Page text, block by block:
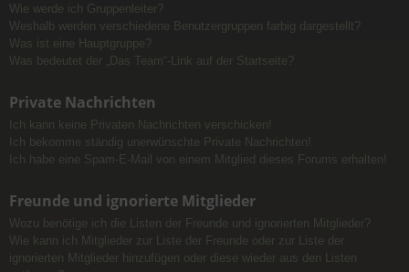
Wie werde ich Gruppenleiter?
Weshalb werden verschiedene Benutzergruppen farbig dargestellt?
Was ist eine Hauptgruppe?
Was bedeutet der „Das Team“-Link auf der Startseite?
Private Nachrichten
Ich kann keine Privaten Nachrichten verschicken!
Ich bekomme ständig unerwünschte Private Nachrichten!
Ich habe eine Spam-E-Mail von einem Mitglied dieses Forums erhalten!
Freunde und ignorierte Mitglieder
Wozu benötige ich die Listen der Freunde und ignorierten Mitglieder?
Wie kann ich Mitglieder zur Liste der Freunde oder zur Liste der
ignorierten Mitglieder hinzufügen oder diese wieder aus den Listen